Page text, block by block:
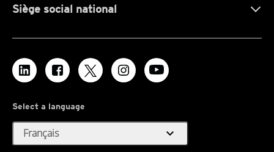
Siège social national
Select a language
Français expand_more